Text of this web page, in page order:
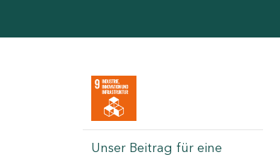
Unser Beitrag für eine